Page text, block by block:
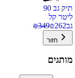
תיק גב 90
ליטר קל
גב
₪262
₪349
חזור
מותגים